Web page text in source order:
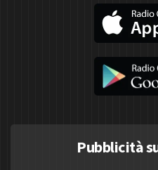
Pubblicità